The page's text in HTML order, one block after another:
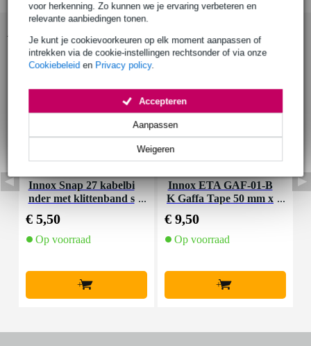
voor herkenning. Zo kunnen we je ervaring verbeteren en
relevante aanbiedingen tonen.
Je kunt je cookievoorkeuren op elk moment aanpassen of
intrekken via de cookie-instellingen rechtsonder of via onze
Cookiebeleid en Privacy policy.
Weigeren
Aanpassen
Accepteren
Innox Snap 27 kabelbi
nder met klittenband s
€ 5,50
Op voorraad
+
Innox ETA GAF-01-B
K Gaffa Tape 50 mm x
€ 9,50
Op voorraad
+